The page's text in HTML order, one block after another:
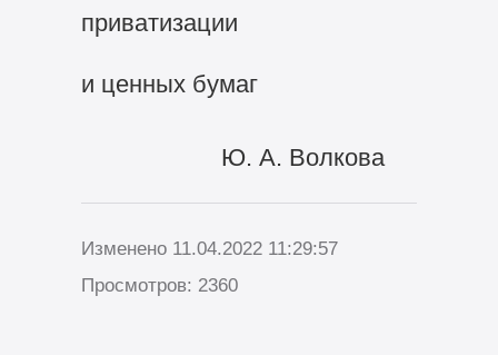
приватизации
и ценных бумаг
Ю. А. Волкова
Изменено 11.04.2022 11:29:57
Просмотров: 2360